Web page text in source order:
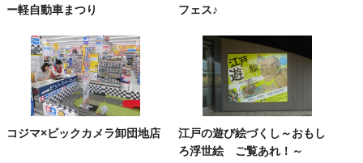
ー軽自動車まつり
フェス♪
コジマ×ビックカメラ卸団地店
江戸の遊び絵づくし～おもし
ろ浮世絵 ご覧あれ！～